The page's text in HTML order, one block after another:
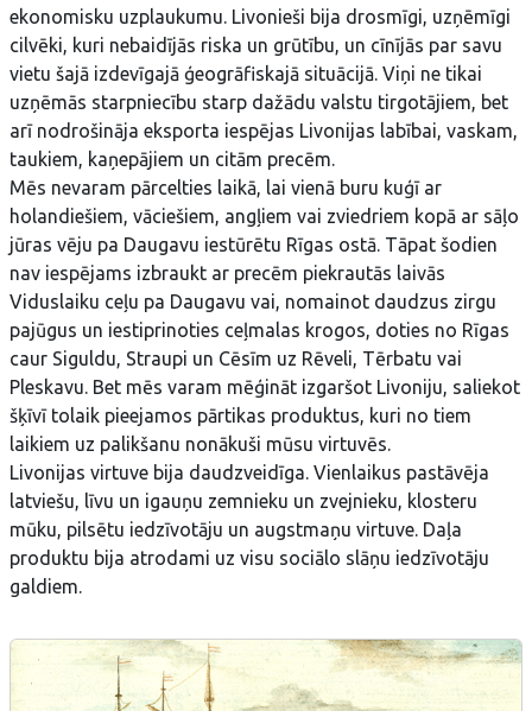
ekonomisku uzplaukumu. Livonieši bija drosmīgi, uzņēmīgi
cilvēki, kuri nebaidījās riska un grūtību, un cīnījās par savu
vietu šajā izdevīgajā ģeogrāfiskajā situācijā. Viņi ne tikai
uzņēmās starpniecību starp dažādu valstu tirgotājiem, bet
arī nodrošināja eksporta iespējas Livonijas labībai, vaskam,
taukiem, kaņepājiem un citām precēm.
Mēs nevaram pārcelties laikā, lai vienā buru kuģī ar
holandiešiem, vāciešiem, angļiem vai zviedriem kopā ar sāļo
jūras vēju pa Daugavu iestūrētu Rīgas ostā. Tāpat šodien
nav iespējams izbraukt ar precēm piekrautās laivās
Viduslaiku ceļu pa Daugavu vai, nomainot daudzus zirgu
pajūgus un iestiprinoties ceļmalas krogos, doties no Rīgas
caur Siguldu, Straupi un Cēsīm uz Rēveli, Tērbatu vai
Pleskavu. Bet mēs varam mēģināt izgaršot Livoniju, saliekot
šķīvī tolaik pieejamos pārtikas produktus, kuri no tiem
laikiem uz palikšanu nonākuši mūsu virtuvēs.
Livonijas virtuve bija daudzveidīga. Vienlaikus pastāvēja
latviešu, līvu un igauņu zemnieku un zvejnieku, klosteru
mūku, pilsētu iedzīvotāju un augstmaņu virtuve. Daļa
produktu bija atrodami uz visu sociālo slāņu iedzīvotāju
galdiem.